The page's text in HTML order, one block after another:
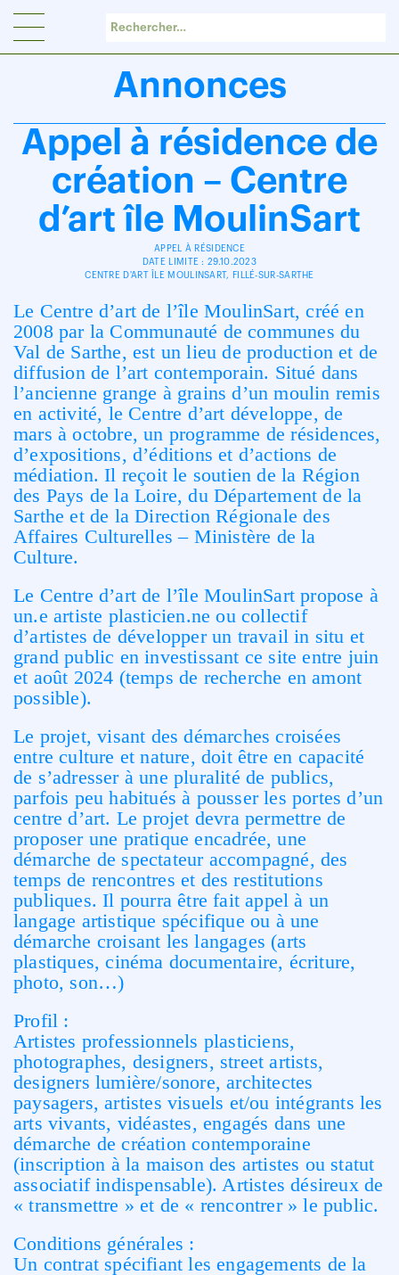
Annonces
Appel à résidence de
création – Centre
d’art île MoulinSart
APPEL À RÉSIDENCE
DATE LIMITE : 29.10.2023
CENTRE D'ART ÎLE MOULINSART, FILLÉ-SUR-SARTHE
Le Centre d’art de l’île MoulinSart, créé en
2008 par la Communauté de communes du
Val de Sarthe, est un lieu de production et de
diffusion de l’art contemporain. Situé dans
l’ancienne grange à grains d’un moulin remis
en activité, le Centre d’art développe, de
mars à octobre, un programme de résidences,
d’expositions, d’éditions et d’actions de
médiation. Il reçoit le soutien de la Région
des Pays de la Loire, du Département de la
Sarthe et de la Direction Régionale des
Affaires Culturelles – Ministère de la
Culture.
Le Centre d’art de l’île MoulinSart propose à
un.e artiste plasticien.ne ou collectif
d’artistes de développer un travail in situ et
grand public en investissant ce site entre juin
et août 2024 (temps de recherche en amont
possible).
Le projet, visant des démarches croisées
entre culture et nature, doit être en capacité
de s’adresser à une pluralité de publics,
parfois peu habitués à pousser les portes d’un
centre d’art. Le projet devra permettre de
proposer une pratique encadrée, une
démarche de spectateur accompagné, des
temps de rencontres et des restitutions
publiques. Il pourra être fait appel à un
langage artistique spécifique ou à une
démarche croisant les langages (arts
plastiques, cinéma documentaire, écriture,
photo, son…)
Profil :
Artistes professionnels plasticiens,
photographes, designers, street artists,
designers lumière/sonore, architectes
paysagers, artistes visuels et/ou intégrants les
arts vivants, vidéastes, engagés dans une
démarche de création contemporaine
(inscription à la maison des artistes ou statut
associatif indispensable). Artistes désireux de
« transmettre » et de « rencontrer » le public.
Conditions générales :
Un contrat spécifiant les engagements de la